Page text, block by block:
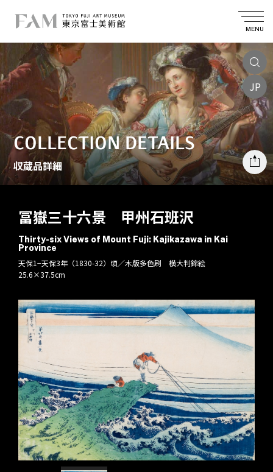
MENU
JP
COLLECTION DETAILS
収蔵品詳細
冨嶽三十六景 甲州石班沢
Thirty-six Views of Mount Fuji: Kajikazawa in Kai
Province
天保1−天保3年（1830-32）頃／木版多色刷 横大判錦絵
25.6×37.5cm